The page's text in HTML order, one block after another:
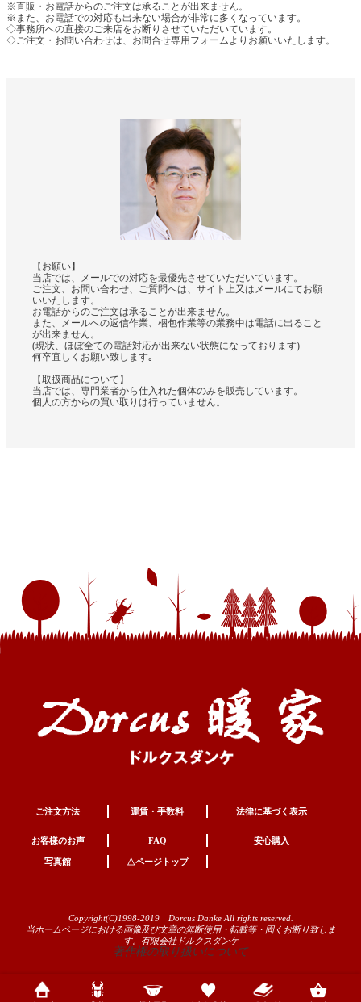
※直販・お電話からのご注文は承ることが出来ません。
※また、お電話での対応も出来ない場合が非常に多くなっています。
◇事務所への直接のご来店をお断りさせていただいています。
◇ご注文・お問い合わせは、お問合せ専用フォームよりお願いいたします。
【お願い】
当店では、メールでの対応を最優先させていただいています。
ご注文、お問い合わせ、ご質問へは、サイト上又はメールにてお願
いいたします。
お電話からのご注文は承ることが出来ません。
また、メールへの返信作業、梱包作業等の業務中は電話に出ること
が出来ません。
(現状、ほぼ全ての電話対応が出来ない状態になっております)
何卒宜しくお願い致します｡
【取扱商品について】
当店では、専門業者から仕入れた個体のみを販売しています。
個人の方からの買い取りは行っていません。
ご注文方法 運賃・手数料 法律に基づく表示
お客様のお声 FAQ 安心購入
写真館 △ページトップ
Copyright(C)1998-2019 Dorcus Danke All rights reserved.
当ホームページにおける画像及び文章の無断使用・転載等・固くお断り致しま
す。有限会社ドルクスダンケ
著作権の取り扱いについて